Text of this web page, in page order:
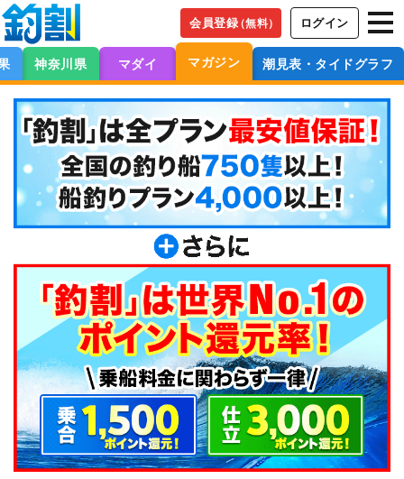
会員登録（無料） ログイン
神奈川県 マダイ マガジン 潮見表・タイドグラフ